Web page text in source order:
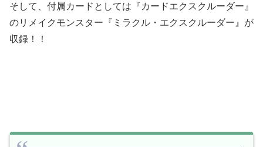
そして、付属カードとしては『カードエクスクルーダー』
のリメイクモンスター『ミラクル・エクスクルーダー』が
収録！！